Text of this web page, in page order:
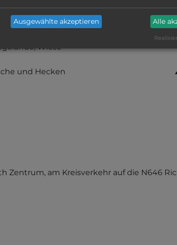
mittelmäßig, das Wichtigste ist
Wiese
und Hecken
Zentrum, am Kreisverkehr auf die N646
Ausgewählte akzeptieren Alle